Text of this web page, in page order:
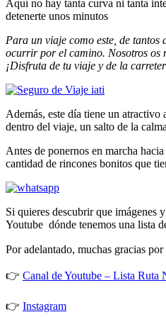
Aquí no hay tanta curva ni tanta
detenerte unos minutos
Para un viaje como este, de tantos
ocurrir por el camino. Nosotros os
¡Disfruta de tu viaje y de la
Además, este día tiene un atractivo
dentro del viaje, un salto de la
Antes de ponernos en marcha
cantidad de rincones bonitos que
Si quieres descubrir que imágenes
Youtube dónde tenemos una lista
Por adelantado, muchas gracias por
👉 Canal de Youtube – Lista Ruta
👉 Instagram